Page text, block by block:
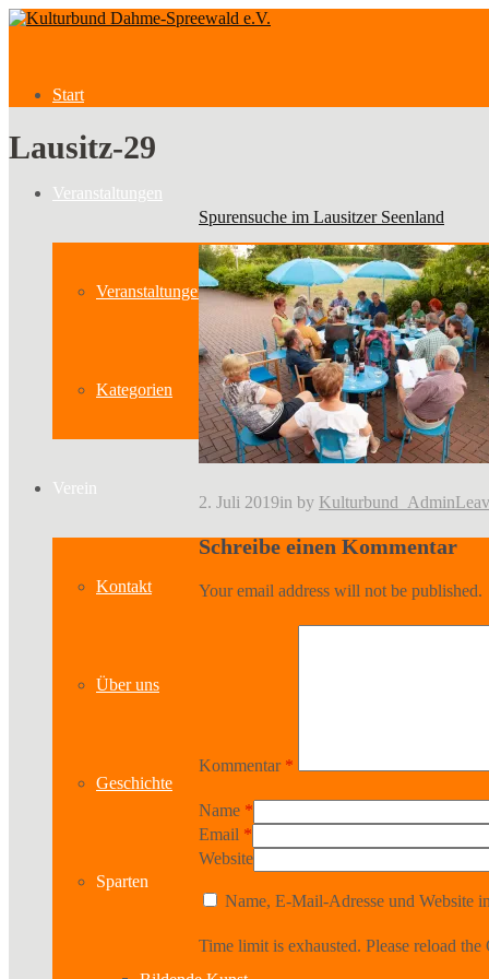
Start
Veranstaltungen
Veranstaltungen
Kategorien
Verein
Kontakt
Über uns
Geschichte
Sparten
Lausitz-29
Spurensuche im Lausitzer Seenland
2. Juli 2019in by Kulturbund_Admin
Schreibe einen Kommentar
Your email address will not be published.
Kommentar *
Name *
Email *
Website
Name, E-Mail-Adresse und Website
Time limit is exhausted. Please reload